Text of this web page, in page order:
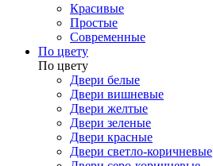
Красивые
Простые
Современные
По цвету
По цвету
Двери белые
Двери вишневые
Двери желтые
Двери зеленые
Двери красные
Двери светло-коричневые